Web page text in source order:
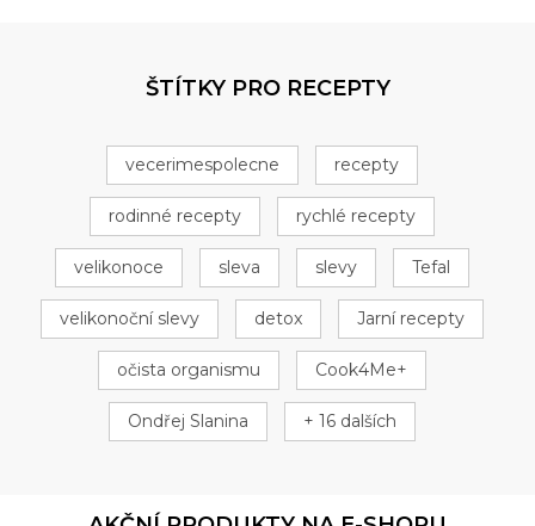
ŠTÍTKY PRO RECEPTY
vecerimespolecne recepty
rodinné recepty rychlé recepty
velikonoce sleva slevy Tefal
velikonoční slevy detox Jarní recepty
očista organismu Cook4Me+
Ondřej Slanina + 16 dalších